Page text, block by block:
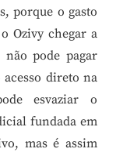
porque o gasto
Ozivy chegar a
pode pagar
direto na
esvaziar o
fundada em
mas é assim